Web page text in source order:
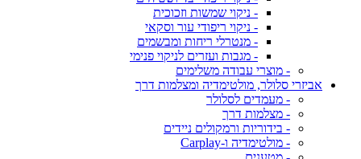
- ניקוי שמשות וזכוכית
- ניקוי ריפודי עור וסקאי
- מנטרלי ריחות ומבשמים
- מגבות ועזרים לניקוי פנימי
- מוצרי עבודה משלימים
אביזרי סלולר, מולטימדיה ומצלמות דרך
- מעמדים לסלולר
- מצלמות דרך
- בידוריות ורמקולים ניידים
- מולטימדיה ו-Carplay